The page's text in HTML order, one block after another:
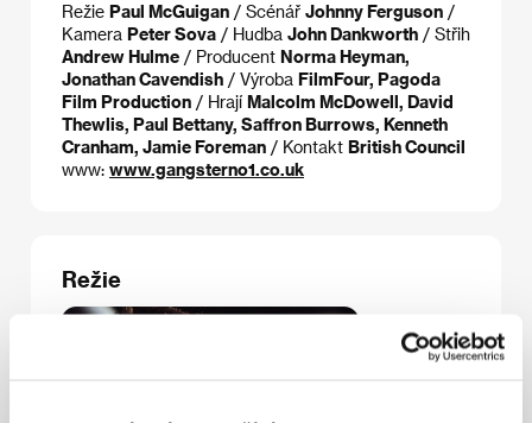
Režie Paul McGuigan / Scénář Johnny Ferguson /
Kamera Peter Sova / Hudba John Dankworth / Střih
Andrew Hulme / Producent Norma Heyman,
Jonathan Cavendish / Výroba FilmFour, Pagoda
Film Production / Hrají Malcolm McDowell, David
Thewlis, Paul Bettany, Saffron Burrows, Kenneth
Cranham, Jamie Foreman / Kontakt British Council
www: www.gangsterno1.co.uk
Režie